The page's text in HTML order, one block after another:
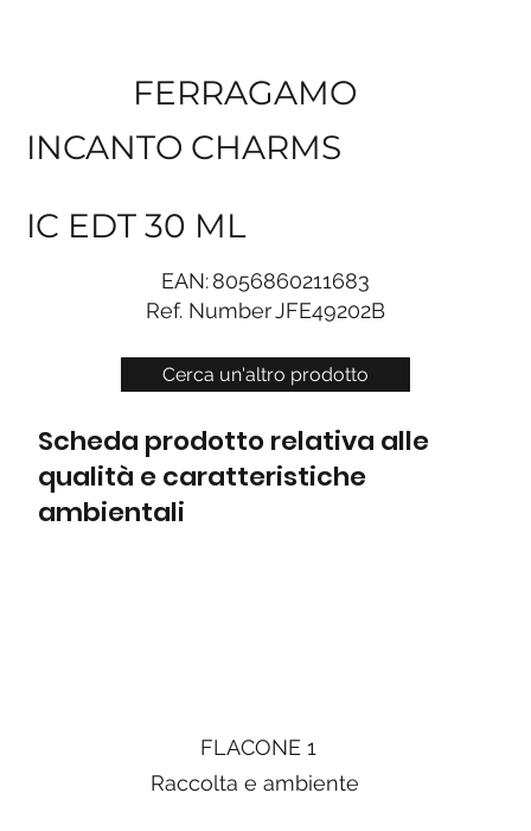
Cerca un'altro prodotto
FERRAGAMO
INCANTO CHARMS
IC EDT 30 ML
EAN:8056860211683
Ref. NumberJFE49202B
Scheda prodotto relativa alle
qualità e caratteristiche
ambientali
FLACONE 1
Raccolta e ambiente